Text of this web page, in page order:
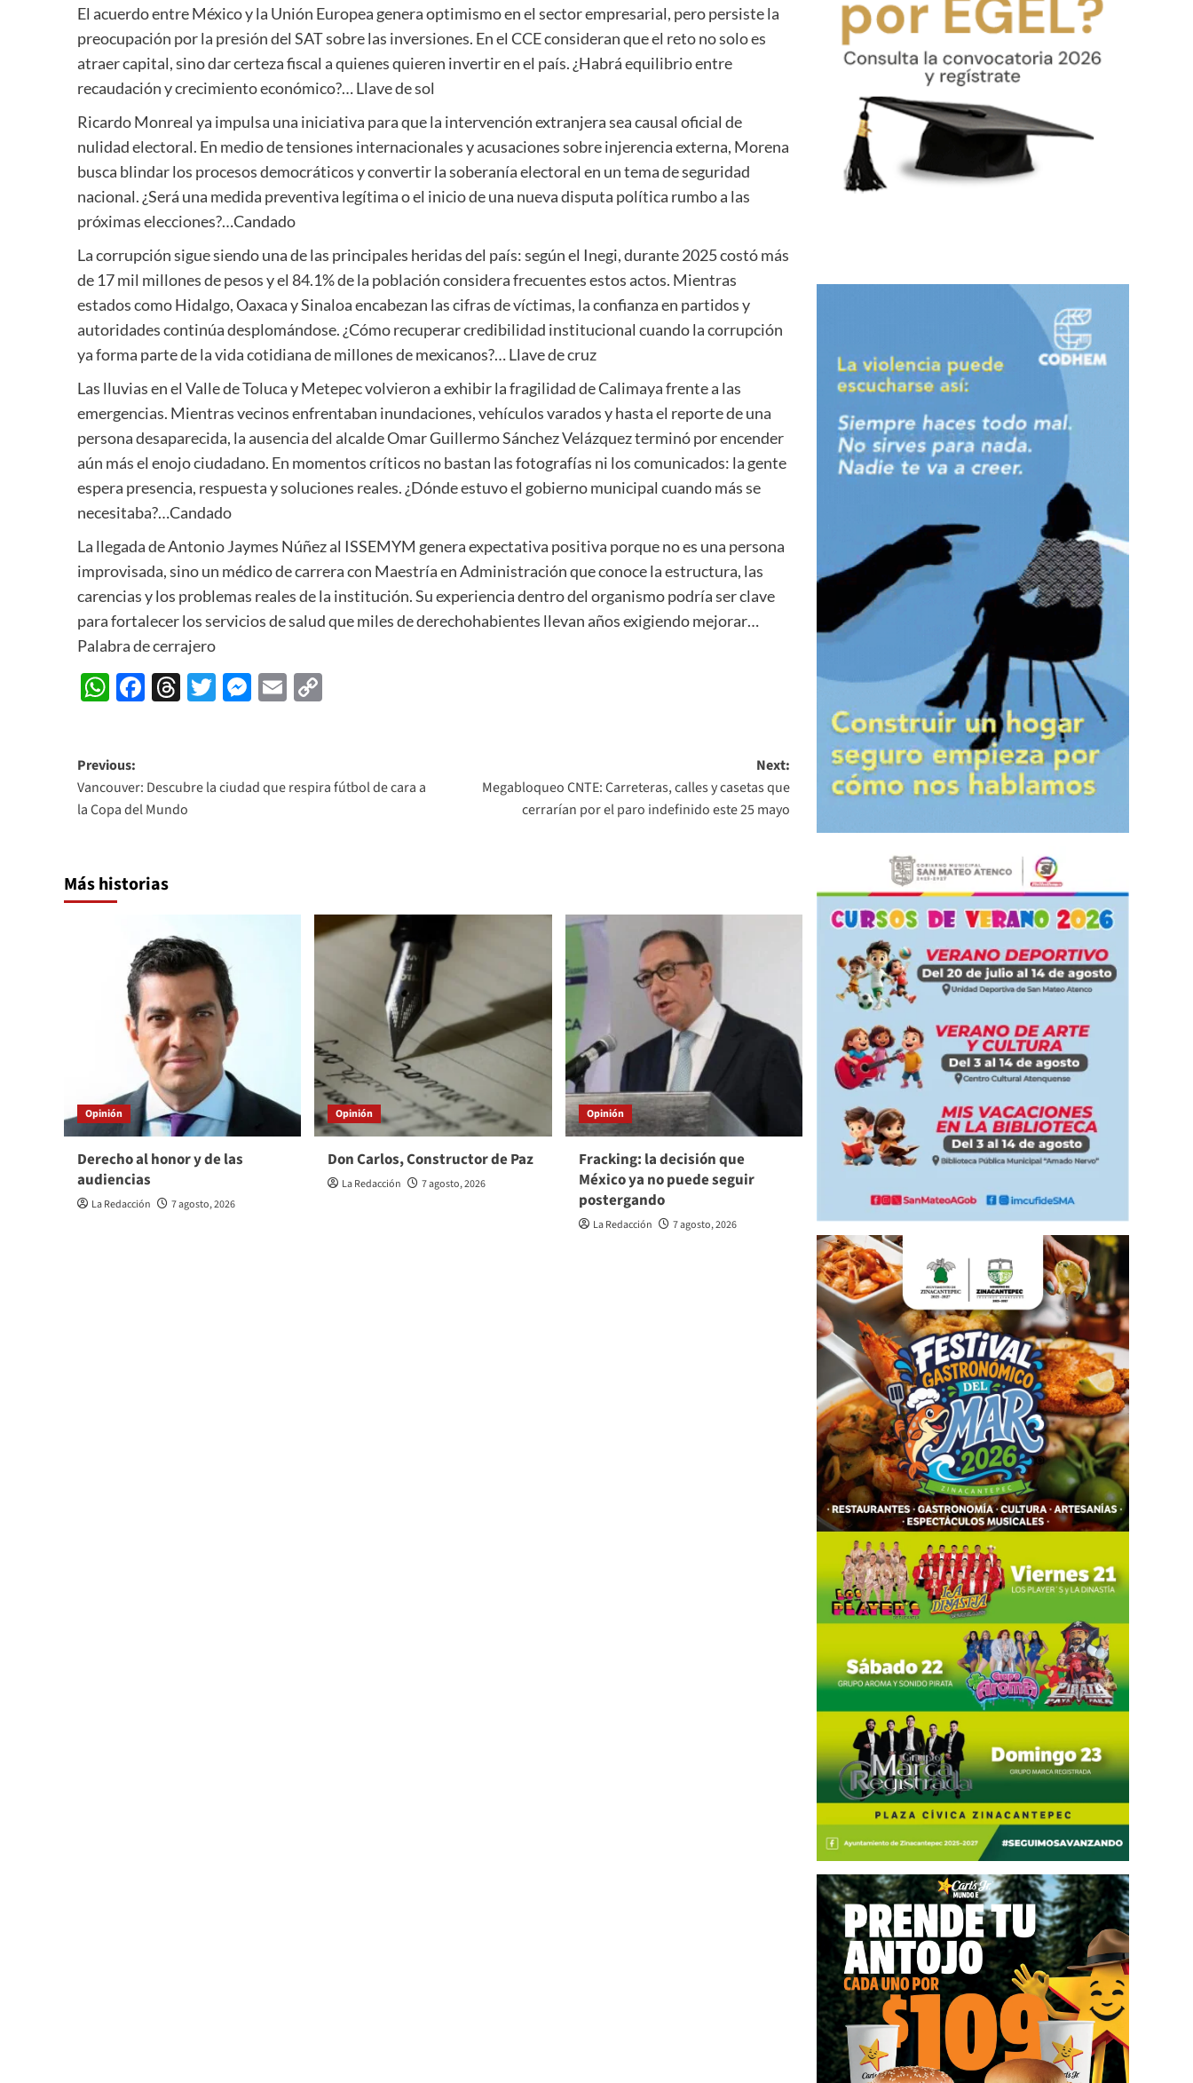
El acuerdo entre México y la Unión Europea genera optimismo en el sector empresarial, pero persiste la
preocupación por la presión del SAT sobre las inversiones. En el CCE consideran que el reto no solo es
atraer capital, sino dar certeza fiscal a quienes quieren invertir en el país. ¿Habrá equilibrio entre
recaudación y crecimiento económico?… Llave de sol
Ricardo Monreal ya impulsa una iniciativa para que la intervención extranjera sea causal oficial de
nulidad electoral. En medio de tensiones internacionales y acusaciones sobre injerencia externa, Morena
busca blindar los procesos democráticos y convertir la soberanía electoral en un tema de seguridad
nacional. ¿Será una medida preventiva legítima o el inicio de una nueva disputa política rumbo a las
próximas elecciones?…Candado
La corrupción sigue siendo una de las principales heridas del país: según el Inegi, durante 2025 costó más
de 17 mil millones de pesos y el 84.1% de la población considera frecuentes estos actos. Mientras
estados como Hidalgo, Oaxaca y Sinaloa encabezan las cifras de víctimas, la confianza en partidos y
autoridades continúa desplomándose. ¿Cómo recuperar credibilidad institucional cuando la corrupción
ya forma parte de la vida cotidiana de millones de mexicanos?… Llave de cruz
Las lluvias en el Valle de Toluca y Metepec volvieron a exhibir la fragilidad de Calimaya frente a las
emergencias. Mientras vecinos enfrentaban inundaciones, vehículos varados y hasta el reporte de una
persona desaparecida, la ausencia del alcalde Omar Guillermo Sánchez Velázquez terminó por encender
aún más el enojo ciudadano. En momentos críticos no bastan las fotografías ni los comunicados: la gente
espera presencia, respuesta y soluciones reales. ¿Dónde estuvo el gobierno municipal cuando más se
necesitaba?…Candado
La llegada de Antonio Jaymes Núñez al ISSEMYM genera expectativa positiva porque no es una persona
improvisada, sino un médico de carrera con Maestría en Administración que conoce la estructura, las
carencias y los problemas reales de la institución. Su experiencia dentro del organismo podría ser clave
para fortalecer los servicios de salud que miles de derechohabientes llevan años exigiendo mejorar…
Palabra de cerrajero
WhatsApp
Facebook
Threads
Twitter
Messenger
Email
Post
navigation
Previous:
Vancouver: Descubre la ciudad que respira fútbol de cara a
la Copa del Mundo
Next:
Megabloqueo CNTE: Carreteras, calles y casetas que
cerrarían por el paro indefinido este 25 mayo
Más historias
Opinión
Derecho al honor y de las
audiencias
La Redacción 7 agosto, 2026
Opinión
Don Carlos, Constructor de Paz
La Redacción 7 agosto, 2026
Opinión
Fracking: la decisión que
México ya no puede seguir
postergando
La Redacción 7 agosto, 2026